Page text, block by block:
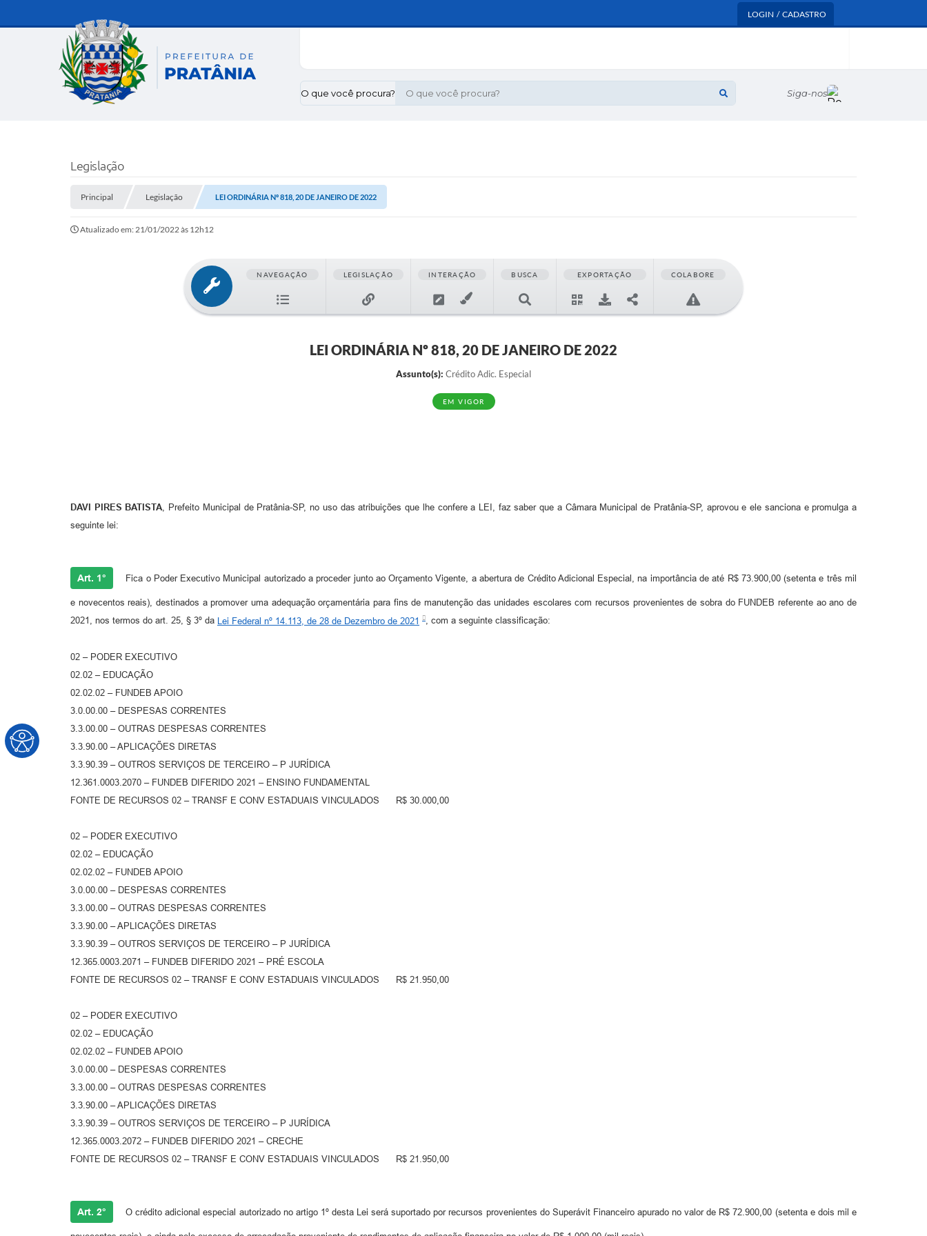
LOGIN / CADASTRO
O que você procura? Siga-nos
Legislação
Principal Legislação LEI ORDINÁRIA Nº 818, 20 DE JANEIRO DE 2022
Atualizado em: 21/01/2022 às 12h12
NAVEGAÇÃO LEGISLAÇÃO INTERAÇÃO BUSCA EXPORTAÇÃO COLABORE
LEI ORDINÁRIA Nº 818, 20 DE JANEIRO DE 2022
Assunto(s): Crédito Adic. Especial
EM VIGOR
DAVI PIRES BATISTA, Prefeito Municipal de Pratânia-SP, no uso das atribuições que lhe confere a LEI, faz saber que a Câmara Municipal de Pratânia-SP, aprovou e ele sanciona e promulga a
seguinte lei:
Art. 1° Fica o Poder Executivo Municipal autorizado a proceder junto ao Orçamento Vigente, a abertura de Crédito Adicional Especial, na importância de até R$ 73.900,00 (setenta e três mil
e novecentos reais), destinados a promover uma adequação orçamentária para fins de manutenção das unidades escolares com recursos provenientes de sobra do FUNDEB referente ao ano de
2021, nos termos do art. 25, § 3º da
Lei Federal nº 14.113, de 28 de Dezembro de 2021 , com a seguinte classificação:
02 – PODER EXECUTIVO
02.02 – EDUCAÇÃO
02.02.02 – FUNDEB APOIO
3.0.00.00 – DESPESAS CORRENTES
3.3.00.00 – OUTRAS DESPESAS CORRENTES
3.3.90.00 – APLICAÇÕES DIRETAS
3.3.90.39 – OUTROS SERVIÇOS DE TERCEIRO – P JURÍDICA
12.361.0003.2070 – FUNDEB DIFERIDO 2021 – ENSINO FUNDAMENTAL
FONTE DE RECURSOS 02 – TRANSF E CONV ESTADUAIS VINCULADOS R$ 30.000,00
02 – PODER EXECUTIVO
02.02 – EDUCAÇÃO
02.02.02 – FUNDEB APOIO
3.0.00.00 – DESPESAS CORRENTES
3.3.00.00 – OUTRAS DESPESAS CORRENTES
3.3.90.00 – APLICAÇÕES DIRETAS
3.3.90.39 – OUTROS SERVIÇOS DE TERCEIRO – P JURÍDICA
12.365.0003.2071 – FUNDEB DIFERIDO 2021 – PRÉ ESCOLA
FONTE DE RECURSOS 02 – TRANSF E CONV ESTADUAIS VINCULADOS R$ 21.950,00
02 – PODER EXECUTIVO
02.02 – EDUCAÇÃO
02.02.02 – FUNDEB APOIO
3.0.00.00 – DESPESAS CORRENTES
3.3.00.00 – OUTRAS DESPESAS CORRENTES
3.3.90.00 – APLICAÇÕES DIRETAS
3.3.90.39 – OUTROS SERVIÇOS DE TERCEIRO – P JURÍDICA
12.365.0003.2072 – FUNDEB DIFERIDO 2021 – CRECHE
FONTE DE RECURSOS 02 – TRANSF E CONV ESTADUAIS VINCULADOS R$ 21.950,00
Art. 2° O crédito adicional especial autorizado no artigo 1º desta Lei será suportado por recursos provenientes do Superávit Financeiro apurado no valor de R$ 72.900,00 (setenta e dois mil e